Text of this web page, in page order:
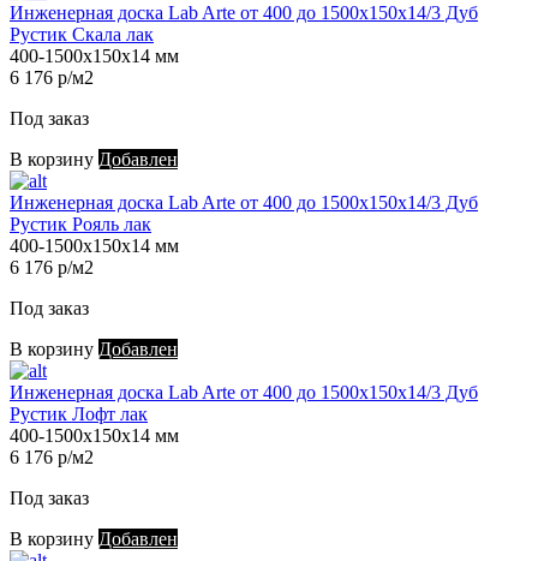
Инженерная доска Lab Arte от 400 до 1500х150х14/3 Дуб
Рустик Скала лак
400-1500х150х14 мм
6 176 р/м2
Под заказ
В корзину Добавлен
Инженерная доска Lab Arte от 400 до 1500х150х14/3 Дуб
Рустик Рояль лак
400-1500х150х14 мм
6 176 р/м2
Под заказ
В корзину Добавлен
Инженерная доска Lab Arte от 400 до 1500х150х14/3 Дуб
Рустик Лофт лак
400-1500х150х14 мм
6 176 р/м2
Под заказ
В корзину Добавлен